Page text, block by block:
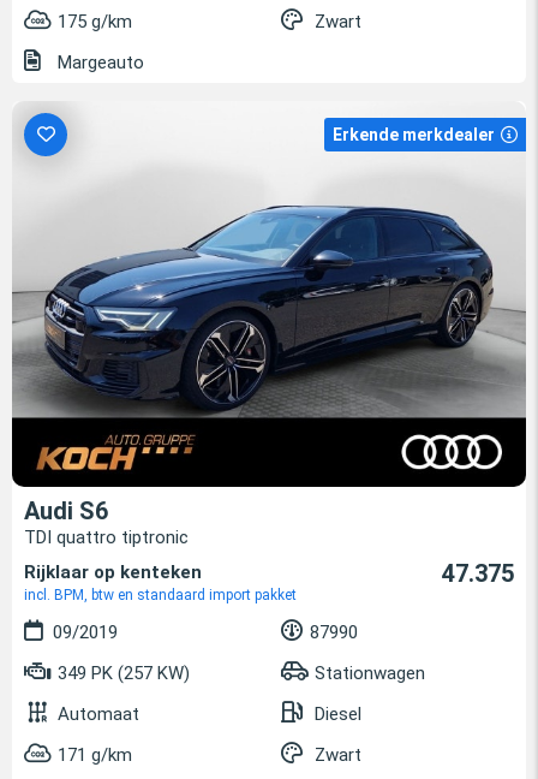
175 g/km
Zwart
Margeauto
Erkende merkdealer
Audi S6
TDI quattro tiptronic
Rijklaar op kenteken
incl. BPM, btw en standaard import pakket
47.375
09/2019
87990
349 PK (257 KW)
Stationwagen
Automaat
Diesel
171 g/km
Zwart